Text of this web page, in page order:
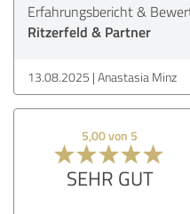
Erfahrungsbericht &
Ritzerfeld & Partner
13.08.2025 Anastasia Minz
5,00 von 5
SEHR GUT